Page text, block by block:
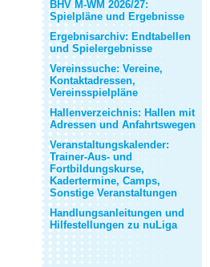
BHV M-WM 2026/27:
Spielpläne und Ergebnisse
Ergebnisarchiv: Endtabellen
und Spielergebnisse
Vereinssuche: Vereine,
Kontaktadressen,
Vereinsspielpläne
Hallenverzeichnis: Hallen mit
Adressen und Anfahrtswegen
Veranstaltungskalender:
Trainer-Aus- und
Fortbildungskurse,
Kadertermine, Camps,
Sonstige Veranstaltungen
Handlungsanleitungen und
Hilfestellungen zu nuLiga